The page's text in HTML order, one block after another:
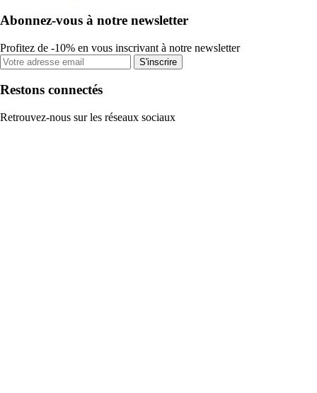
Abonnez-vous à notre newsletter
Profitez de -10% en vous inscrivant à notre newsletter
S'inscrire
Restons connectés
Retrouvez-nous sur les réseaux sociaux